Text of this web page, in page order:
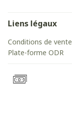
Liens légaux
Conditions de vente
Plate-forme ODR